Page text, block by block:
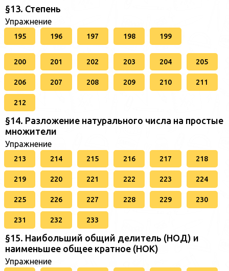
§13. Степень
Упражнение
195 196 197 198 199
200 201 202 203 204 205
206 207 208 209 210 211
212
§14. Разложение натурального числа на простые
множители
Упражнение
213 214 215 216 217 218
219 220 221 222 223 224
225 226 227 228 229 230
231 232 233
§15. Наибольший общий делитель (НОД) и
наименьшее общее кратное (НОК)
Упражнение